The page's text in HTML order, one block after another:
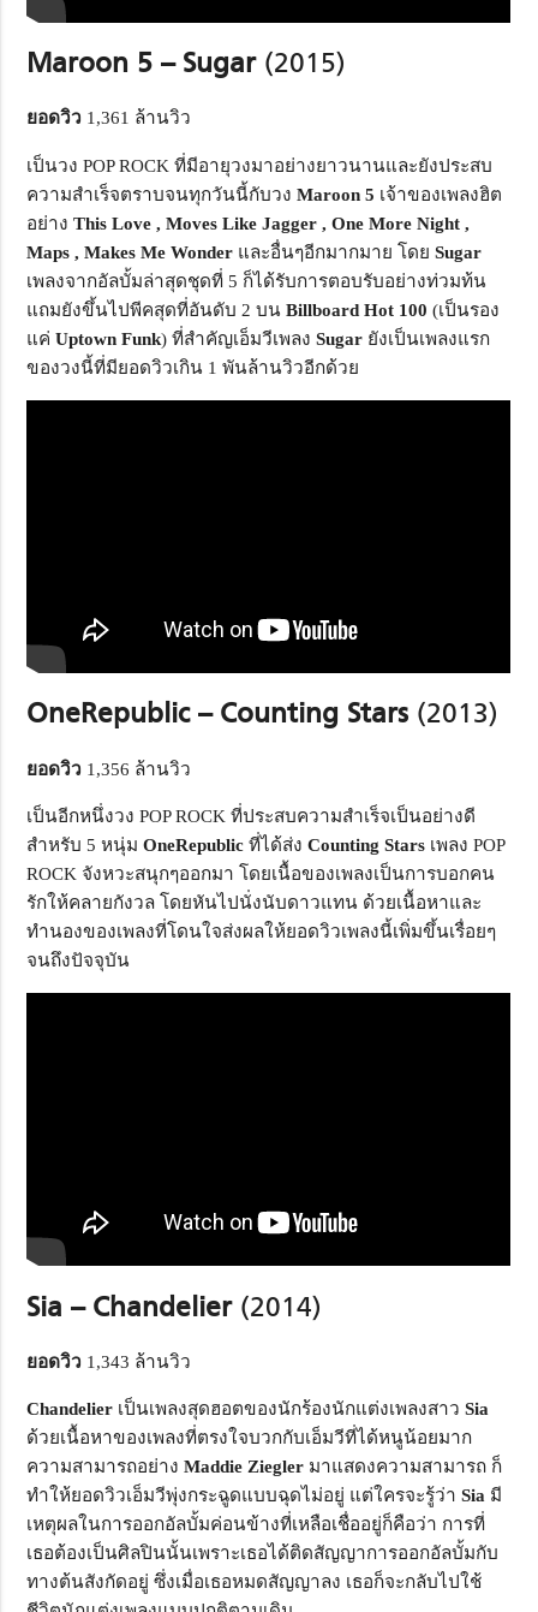
Maroon 5 – Sugar(2015)
ยอดวิว 1,361 ล้านวิว
เป็นวง POP ROCK ที่มีอายุวงมาอย่างยาวนานและยังประสบ
ความสำเร็จตราบจนทุกวันนี้กับวงMaroon5 เจ้าของเพลงฮิต
อย่างThis Love , Moves Like Jagger , One More Night ,
Maps , Makes Me Wonder และอื่นๆอีกมากมาย โดยSugar
เพลงจากอัลบั้มล่าสุดชุดที่ 5 ก็ได้รับการตอบรับอย่างท่วมท้น
แถมยังขึ้นไปพีคสุดที่อันดับ 2 บนBillboard Hot 100 (เป็นรอง
แค่Uptown Funk) ที่สำคัญเอ็มวีเพลงSugar ยังเป็นเพลงแรก
ของวงนี้ที่มียอดวิวเกิน 1 พันล้านวิวอีกด้วย
OneRepublic – Counting Stars (2013)
ยอดวิว 1,356 ล้านวิว
เป็นอีกหนึ่งวง POP ROCK ที่ประสบความสำเร็จเป็นอย่างดี
สำหรับ 5 หนุ่มOneRepublic ที่ได้ส่งCounting Stars เพลง POP
ROCK จังหวะสนุกๆออกมา โดยเนื้อของเพลงเป็นการบอกคน
รักให้คลายกังวล โดยหันไปนั่งนับดาวแทน ด้วยเนื้อหาและ
ทำนองของเพลงที่โดนใจส่งผลให้ยอดวิวเพลงนี้เพิ่มขึ้นเรื่อยๆ
จนถึงปัจจุบัน
Sia – Chandelier(2014)
ยอดวิว 1,343 ล้านวิว
Chandelier เป็นเพลงสุดฮอตของนักร้องนักแต่งเพลงสาวSia
ด้วยเนื้อหาของเพลงที่ตรงใจบวกกับเอ็มวีที่ได้หนูน้อยมาก
ความสามารถอย่างMaddie Ziegler มาแสดงความสามารถ ก็
ทำให้ยอดวิวเอ็มวีพุ่งกระฉูดแบบฉุดไม่อยู่ แต่ใครจะรู้ว่า Sia มี
เหตุผลในการออกอัลบั้มค่อนข้างที่เหลือเชื่ออยู่ก็คือว่า การที่
เธอต้องเป็นศิลปินนั้นเพราะเธอได้ติดสัญญาการออกอัลบั้มกับ
ทางต้นสังกัดอยู่ ซึ่งเมื่อเธอหมดสัญญาลง เธอก็จะกลับไปใช้